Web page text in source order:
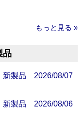
もっと見る »
品
新製品 2026/08/07
新製品 2026/08/06